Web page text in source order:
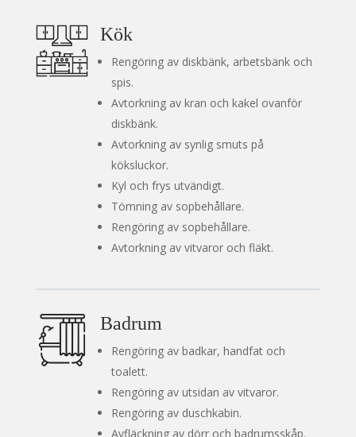
Kök
Rengöring av diskbänk, arbetsbänk och
spis.
Avtorkning av kran och kakel ovanför
diskbänk.
Avtorkning av synlig smuts på
köksluckor.
Kyl och frys utvändigt.
Tömning av sopbehållare.
Rengöring av sopbehållare.
Avtorkning av vitvaror och fläkt.
Badrum
Rengöring av badkar, handfat och
toalett.
Rengöring av utsidan av vitvaror.
Rengöring av duschkabin.
Avfläckning av dörr och badrumsskåp.